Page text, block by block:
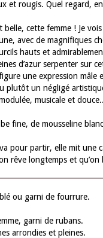
et rougis. Quel regard,
belle, cette femme ! Je
avec de magnifiques
hauts et
d’azur serpenter sur
une expression mâle
plutôt un négligé
musicale et
fine, de mousseline
pour partir, elle mit une
rêve longtemps et qu’on
ou garni de fourrure.
garni de rubans.
arrondies et pleines.